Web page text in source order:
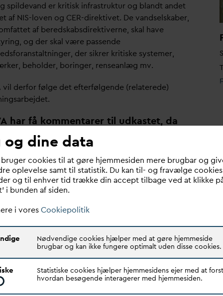
spildevand er kritisk infrastruktur og blandt andet
af NIS-loven og CER-direktivet. De vandselskaber,
af beredskabsdirektiverne, skal have
og der skal være passende
der sikrer kritiske systemer,
beholder, boringer, renseanlæg mv.
vil derfor følge det efterfølgende (relaterede)
A har få kommentarer til udkastet, da
god mening af indføre elektronisk synlighed og
aktiv anvendelse af elektronisk fjernidentifikation
anmeldes flyveplaner om droneaktivitet ved den
infrastruktur, bør de selskaber, der driver den
infrastruktur, få notifikationer om droneaktiviteten
dronezoner skal tage højde for den kritiske
står naturligvis til rådighed for en uddybning eller
diskussion af indholdet.
og dine data
bruger cookies til at gøre hjemmesiden mere brugbar og
oplevelse samt til statistik. Du kan til- og fravælge cookies
og til enhver tid trække din accept tilbage ved at klikke
i bunden af siden.
i voresCookiepolitik
Nødvendige cookies hjælper med at gøre hjemmeside
brugbar og kan ikke fungere optimalt uden disse cookies.
Statistiske cookies hjælper hjemmesidens ejer med at
hvordan besøgende interagerer med hjemmesiden.